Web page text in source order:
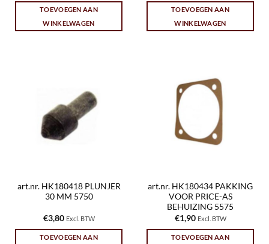
TOEVOEGEN AAN
WINKELWAGEN
TOEVOEGEN AAN
WINKELWAGEN
art.nr. HK180418 PLUNJER
30 MM 5750
€3,80 Excl. BTW
TOEVOEGEN AAN
art.nr. HK180434 PAKKING
VOOR PRICE-AS
BEHUIZING 5575
€1,90 Excl. BTW
TOEVOEGEN AAN